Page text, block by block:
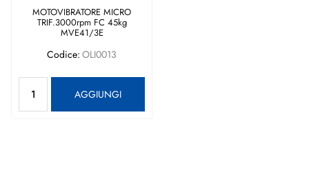
MOTOVIBRATORE MICRO
TRIF.3000rpm FC 45kg
MVE41/3E
Codice: OLI0013
AGGIUNGI